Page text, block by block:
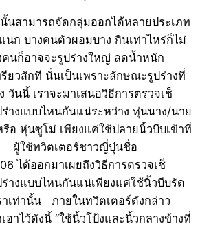
นั้นสามารถจัดกลุ่มออกได้หลายประเภท
นก บางคนตัวผอมบาง กินเท่าไหร่ก็ไม่
นก็อาจจะรูปร่างใหญ๋ ลดน้ำหนัก
ยวสักที นั่นเป็นเพราะลักษณะรูปร่างที่
วันนี้ เราจะมาเสนอวิธีการตรวจเช็
ร่างแบบไหนกันแน่ระหว่าง หุ่นนาง/นาย
อ หุ่นซูโม่ เพียงแค่ใช้ปลายนิ้วบีบเข้าที่
ผู้ใช้ทวิตเตอร์ชาวญี่ปุ่นชื่อ
ได้ออกมาเผยถึงวิธีการตรวจเช็
ร่างแบบไหนกันแน่เพียงแค่ใช้นิ้วบีบรัด
าเท่านั้น ภายในทวิตเตอร์ดังกล่าว
อาไว้ดังนี้ “ใช้นิ้วโป้งและนิ้วกลางข้างที่